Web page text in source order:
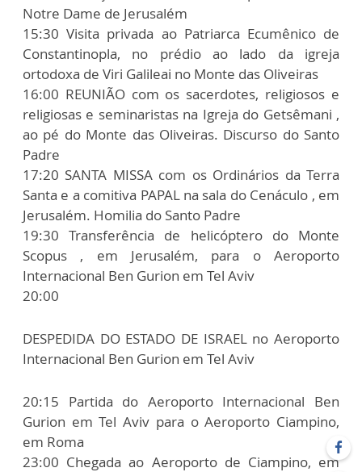
Notre Dame de Jerusalém
15:30 Visita privada ao Patriarca Ecumênico de
Constantinopla, no prédio ao lado da igreja
ortodoxa de Viri Galileai no Monte das Oliveiras
16:00 REUNIÃO com os sacerdotes, religiosos e
religiosas e seminaristas na Igreja do Getsêmani ,
ao pé do Monte das Oliveiras. Discurso do Santo
Padre
17:20 SANTA MISSA com os Ordinários da Terra
Santa e a comitiva PAPAL na sala do Cenáculo , em
Jerusalém. Homilia do Santo Padre
19:30 Transferência de helicóptero do Monte
Scopus , em Jerusalém, para o Aeroporto
Internacional Ben Gurion em Tel Aviv
20:00
DESPEDIDA DO ESTADO DE ISRAEL no Aeroporto
Internacional Ben Gurion em Tel Aviv
20:15 Partida do Aeroporto Internacional Ben
Gurion em Tel Aviv para o Aeroporto Ciampino,
em Roma
23:00 Chegada ao Aeroporto de Ciampino, em